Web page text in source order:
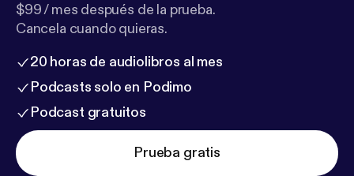
$99 / mes después de la prueba.
Cancela cuando quieras.
20 horas de audiolibros al mes
Podcasts solo en Podimo
Podcast gratuitos
Prueba gratis